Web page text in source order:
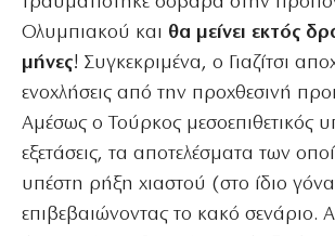
Ολυμπιακού και θα μείνει εκτός
μήνες! Συγκεκριμένα, ο Γιαζίτσι
ενοχλήσεις από την προχθεσινή
Αμέσως ο Τούρκος μεσοεπιθετικός
εξετάσεις, τα αποτελέσματα των
υπέστη ρήξη χιαστού (στο ίδιο
επιβεβαιώνοντας το κακό σενάριο.